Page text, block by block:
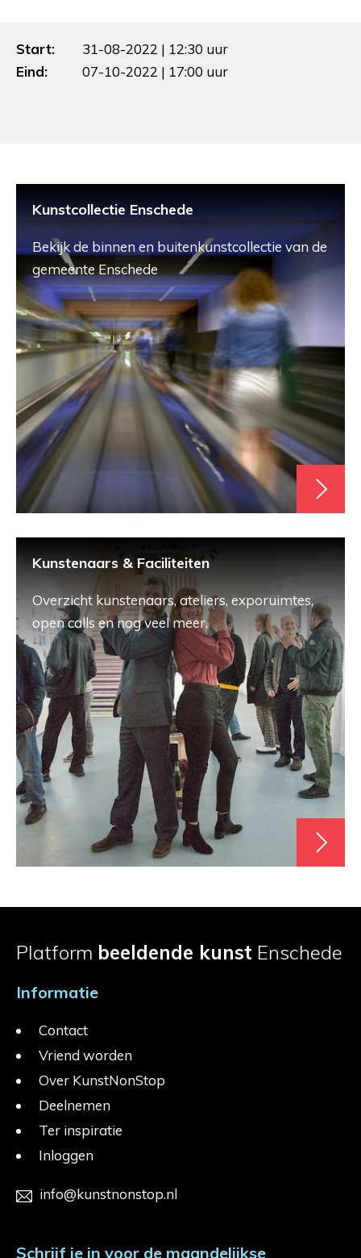
Start:
31-08-2022 | 12:30 uur
Eind:
07-10-2022 | 17:00 uur
Kunstcollectie Enschede
Bekijk de binnen en buitenkunstcollectie van de
gemeente Enschede
Kunstenaars & Faciliteiten
Overzicht kunstenaars, ateliers, exporuimtes,
open calls en nog veel meer.
Platform beeldende kunst Enschede
Informatie
Contact
Vriend worden
Over KunstNonStop
Deelnemen
Ter inspiratie
Inloggen
info@kunstnonstop.nl
Schrijf je in voor de maandelijkse